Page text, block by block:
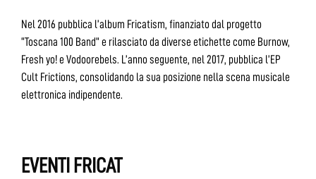
Nel 2016 pubblica l’album Fricatism, finanziato dal progetto
“Toscana 100 Band” e rilasciato da diverse etichette come Burnow,
Fresh yo! e Vodoorebels. L’anno seguente, nel 2017, pubblica l’EP
Cult Frictions, consolidando la sua posizione nella scena musicale
elettronica indipendente.
EVENTI FRICAT